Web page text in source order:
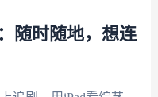
随时随地，想连